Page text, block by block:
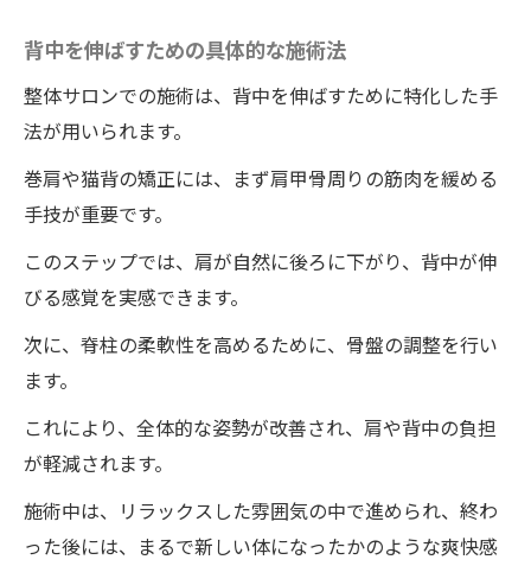
背中を伸ばすための具体的な施術法
整体サロンでの施術は、背中を伸ばすために特化した手
法が用いられます。
巻肩や猫背の矯正には、まず肩甲骨周りの筋肉を緩める
手技が重要です。
このステップでは、肩が自然に後ろに下がり、背中が伸
びる感覚を実感できます。
次に、脊柱の柔軟性を高めるために、骨盤の調整を行い
ます。
これにより、全体的な姿勢が改善され、肩や背中の負担
が軽減されます。
施術中は、リラックスした雰囲気の中で進められ、終わ
った後には、まるで新しい体になったかのような爽快感